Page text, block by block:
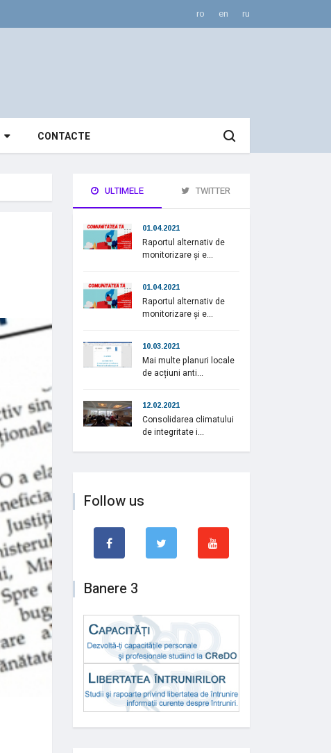
ro en ru
CONTACTE
ULTIMELE TWITTER
01.04.2021
Raportul alternativ de
monitorizare și e...
01.04.2021
Raportul alternativ de
monitorizare și e...
10.03.2021
Mai multe planuri locale
de acțiuni anti...
12.02.2021
Consolidarea climatului
de integritate i...
Follow us
Banere 3